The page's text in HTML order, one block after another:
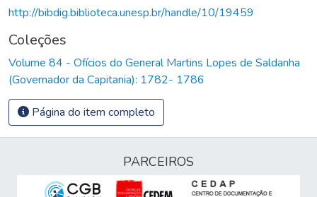
http://bibdig.biblioteca.unesp.br/handle/10/19459
Coleções
Volume 84 - Ofícios do General Martins Lopes de Saldanha
(Governador da Capitania): 1782- 1786
Página do item completo
PARCEIROS